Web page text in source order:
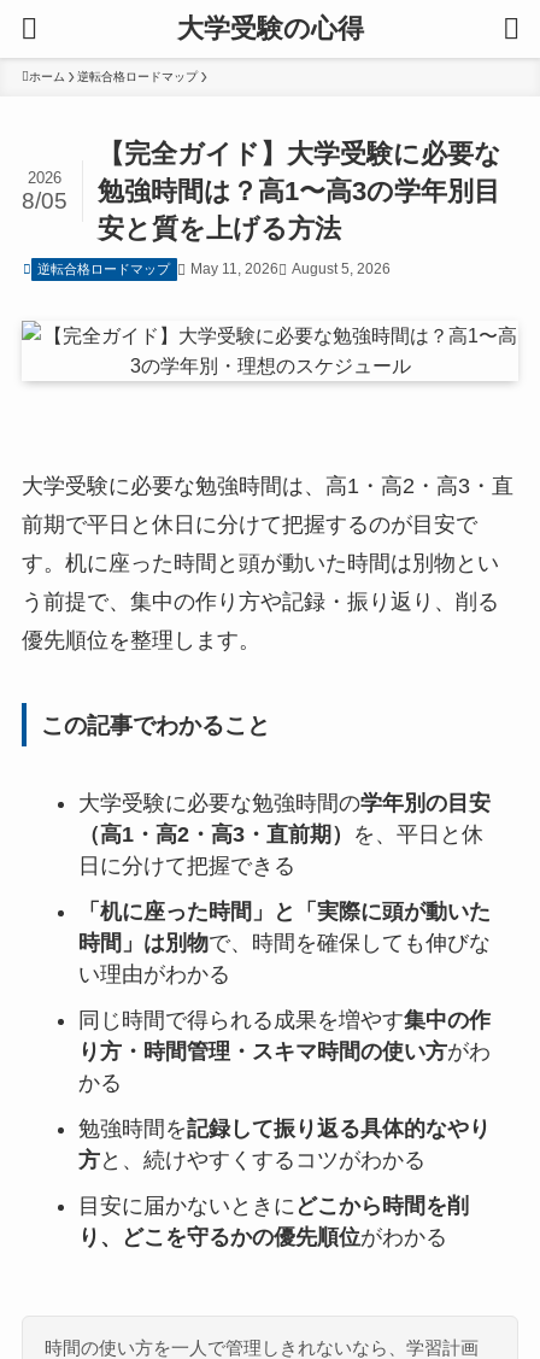
大学受験の心得
ホーム 逆転合格ロードマップ
【完全ガイド】大学受験に必要な
勉強時間は？高1〜高3の学年別目
安と質を上げる方法
2026
8/05
逆転合格ロードマップ May 11, 2026 August 5, 2026
大学受験に必要な勉強時間は、高1・高2・高3・直
前期で平日と休日に分けて把握するのが目安で
す。机に座った時間と頭が動いた時間は別物とい
う前提で、集中の作り方や記録・振り返り、削る
優先順位を整理します。
この記事でわかること
大学受験に必要な勉強時間の学年別の目安
（高1・高2・高3・直前期）
を、平日と休
日に分けて把握できる
「机に座った時間」と「実際に頭が動いた
時間」は別物で、時間を確保しても伸びな
い理由がわかる
同じ時間で得られる成果を増やす集中の作
り方・時間管理・スキマ時間の使い方がわ
かる
勉強時間を記録して振り返る具体的なやり
方と、続けやすくするコツがわかる
目安に届かないときに どこから時間を削
り、どこを守るかの優先順位がわかる
時間の使い方を一人で管理しきれないなら、学習計画